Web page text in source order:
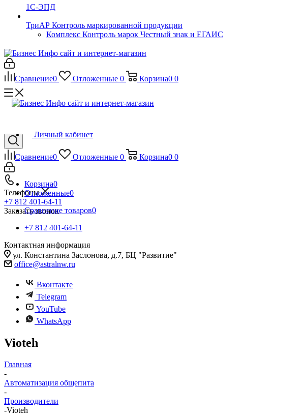
1С-ЭПД
ТриАР Контроль маркированной продукции
Комплекс Контроль марок Честный знак и ЕГАИС
Сравнение0 Отложенные 0 Корзина0 0
Сравнение0 Отложенные 0 Корзина0 0
Телефоны
+7 812 401-64-11
Заказать звонок
Личный кабинет
Корзина0
Отложенные0
Сравнение товаров0
+7 812 401-64-11
Контактная информация
ул. Константина Заслонова, д.7, БЦ "Развитие"
office@astralnw.ru
Вконтакте
Telegram
YouTube
WhatsApp
Vioteh
Главная
-
Автоматизация общепита
-
Производители
-Vioteh